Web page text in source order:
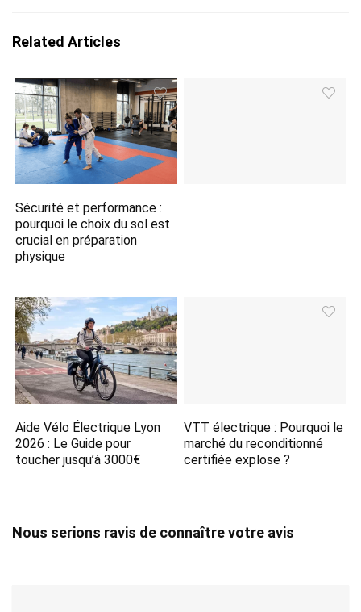
Related Articles
Sécurité et performance :
pourquoi le choix du sol est
crucial en préparation
physique
Aide Vélo Électrique Lyon
2026 : Le Guide pour
toucher jusqu’à 3000€
VTT électrique : Pourquoi le
marché du reconditionné
certifiée explose ?
Nous serions ravis de connaître votre avis